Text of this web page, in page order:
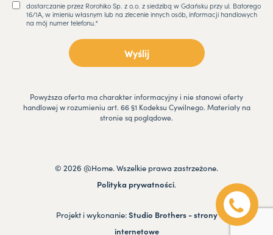
dostarczanie przez Rorohiko Sp. z o.o. z siedzibą w Gdańsku przy ul. Batorego
16/1A, w imieniu własnym lub na zlecenie innych osób, informacji handlowych
na mój numer telefonu.*
Powyższa oferta ma charakter informacyjny i nie stanowi oferty
handlowej w rozumieniu art. 66 §1 Kodeksu Cywilnego. Materiały na
stronie są poglądowe.
© 2026 @Home. Wszelkie prawa zastrzeżone.
Polityka prywatności.
Projekt i wykonanie:Studio Brothers - strony
internetowe